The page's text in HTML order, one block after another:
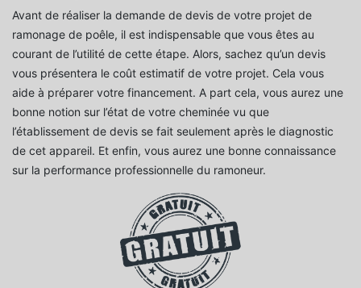
Avant de réaliser la demande de devis de votre projet de
ramonage de poêle, il est indispensable que vous êtes au
courant de l’utilité de cette étape. Alors, sachez qu’un devis
vous présentera le coût estimatif de votre projet. Cela vous
aide à préparer votre financement. A part cela, vous aurez une
bonne notion sur l’état de votre cheminée vu que
l’établissement de devis se fait seulement après le diagnostic
de cet appareil. Et enfin, vous aurez une bonne connaissance
sur la performance professionnelle du ramoneur.